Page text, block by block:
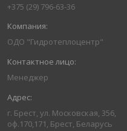
+375 (29) 796-63-36
ОДО "Гидротеплоцентр"
Менеджер
г. Брест, ул. Московская, 356,
оф.170,171, Брест, Беларусь